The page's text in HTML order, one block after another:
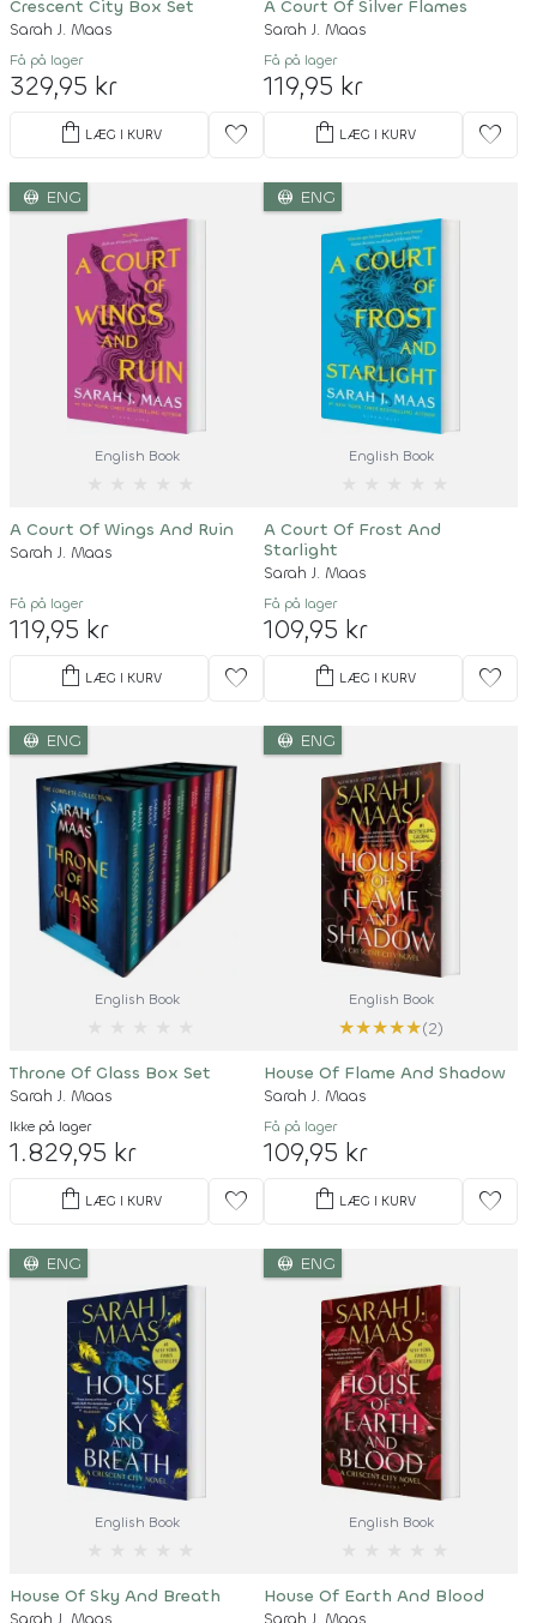
Crescent City Box Set
Sarah J. Maas
Få på lager
329,95 kr
shopping_bag LÆG I KURV favorite
A Court Of Silver Flames
Sarah J. Maas
Få på lager
119,95 kr
shopping_bag LÆG I KURV favorite
language ENG
English Book
A Court Of Wings And Ruin
Sarah J. Maas
Få på lager
119,95 kr
shopping_bag LÆG I KURV favorite
language ENG
English Book
A Court Of Frost And
Starlight
Sarah J. Maas
Få på lager
109,95 kr
shopping_bag LÆG I KURV favorite
language ENG
English Book
Throne Of Glass Box Set
Sarah J. Maas
Ikke på lager
1.829,95 kr
shopping_bag LÆG I KURV favorite
language ENG
English Book
★★★★★(2)
House Of Flame And Shadow
Sarah J. Maas
Få på lager
109,95 kr
shopping_bag LÆG I KURV favorite
language ENG
English Book
House Of Sky And Breath
Sarah J. Maas
language ENG
English Book
House Of Earth And Blood
Sarah J. Maas